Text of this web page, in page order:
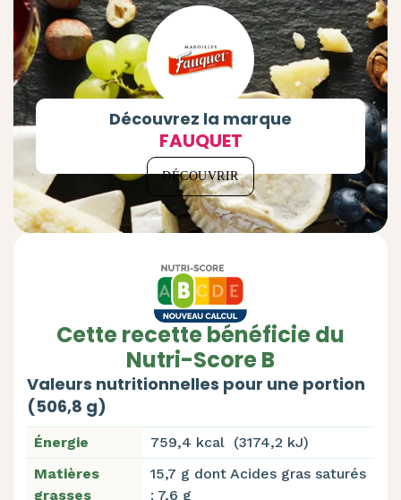
Découvrez la marque
FAUQUET
DÉCOUVRIR
Cette recette bénéficie du
Nutri-Score B
Valeurs nutritionnelles pour une portion
(506,8 g)
Énergie
759,4 kcal (3174,2 kJ)
Matières
grasses
15,7 g dont Acides gras saturés
: 7,6 g